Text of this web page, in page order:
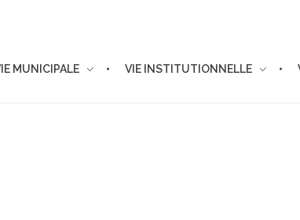
MUNICIPALE VIE INSTITUTIONNELLE